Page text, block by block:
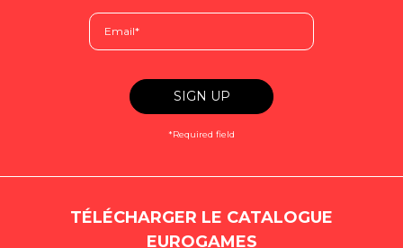
*Required field
TÉLÉCHARGER LE CATALOGUE
EUROGAMES